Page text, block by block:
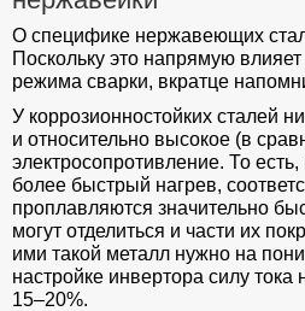
О специфике нержавеющих
Поскольку это напрямую
режима сварки, вкратце
У коррозионностойких сталей
и относительно высокое (в
электросопротивление. То
более быстрый нагрев,
проплавляются значительно
могут отделиться и части их
ими такой металл нужно на
настройке инвертора силу
15–20%.